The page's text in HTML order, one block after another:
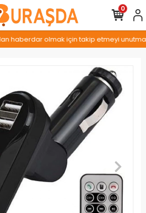
olmak için takip etmeyi
0